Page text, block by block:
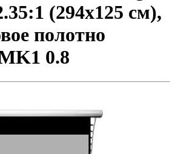
(294x125 см),
полотно
0.8